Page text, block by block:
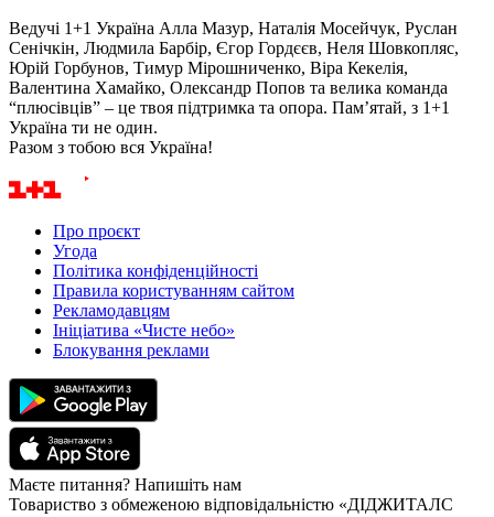
Ведучі 1+1 Україна Алла Мазур, Наталія Мосейчук, Руслан
Сенічкін, Людмила Барбір, Єгор Гордєєв, Неля Шовкопляс,
Юрій Горбунов, Тимур Мірошниченко, Віра Кекелія,
Валентина Хамайко, Олександр Попов та велика команда
“плюсівців” – це твоя підтримка та опора. Пам’ятай, з 1+1
Україна ти не один.
Разом з тобою вся Україна!
Про проєкт
Угода
Політика конфіденційності
Правила користуванням сайтом
Рекламодавцям
Ініціатива «Чисте небо»
Блокування реклами
Маєте питання? Напишіть нам
Товариство з обмеженою відповідальністю «ДІДЖИТАЛС